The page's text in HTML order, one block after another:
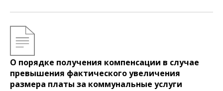
О порядке получения компенсации в случае
превышения фактического увеличения
размера платы за коммунальные услуги